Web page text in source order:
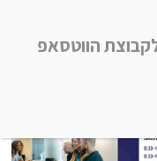
נס-ציונה והסביבה
הווטסאפ